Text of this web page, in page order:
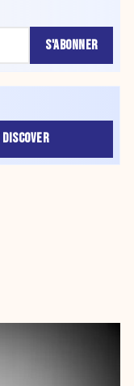
S'ABONNER
DISCOVER